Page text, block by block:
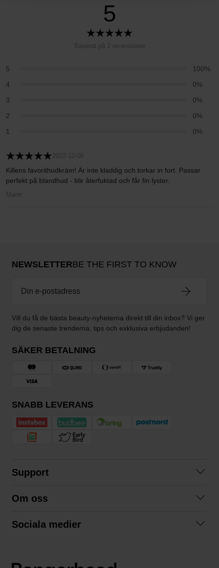
5
Baserat på 2 recensioner
5
100%
4
0%
3
0%
2
0%
1
0%
2022-12-08
Killens favorithudkräm! Är inte kladdig och torkar in fort. Passar
perfekt på blandhud - blir återfuktad och får fin lyster.
Marre
NEWSLETTERBE THE FIRST TO KNOW
Vill du få de bästa beauty-nyheterna direkt till din inbox? Vi ger
dig de senaste trenderna, tips och exklusiva erbjudanden!
SÄKER BETALNING
SNABB LEVERANS
Support
Köpvillkor
Om oss
Sociala medier